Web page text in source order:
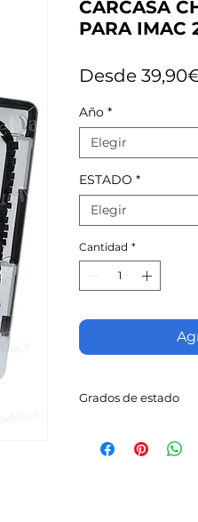
CARCASA
PARA IMAC
Desde
Año *
Elegir
ESTADO *
Elegir
Cantidad *
Grados de estado
Puede